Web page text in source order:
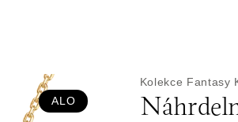
ALO
Kolekce Fantasy